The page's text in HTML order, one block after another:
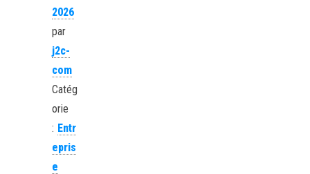
2026
par
j2c-
com
Catég
orie
: Entr
epris
e